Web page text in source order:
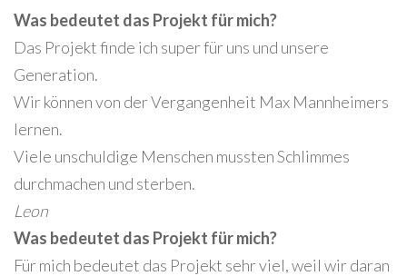
Was bedeutet das Projekt für mich?
Das Projekt finde ich super für uns und unsere
Generation.
Wir können von der Vergangenheit Max Mannheimers
lernen.
Viele unschuldige Menschen mussten Schlimmes
durchmachen und sterben.
Leon
Was bedeutet das Projekt für mich?
Für mich bedeutet das Projekt sehr viel, weil wir daran